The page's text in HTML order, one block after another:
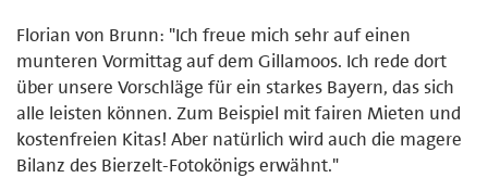
Florian von Brunn: "Ich freue mich sehr auf einen
munteren Vormittag auf dem Gillamoos. Ich rede dort
über unsere Vorschläge für ein starkes Bayern, das sich
alle leisten können. Zum Beispiel mit fairen Mieten und
kostenfreien Kitas! Aber natürlich wird auch die magere
Bilanz des Bierzelt-Fotokönigs erwähnt."